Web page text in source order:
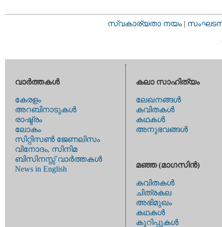
സ്വകാര്യതാ നയം |
വാര്‍ത്തകള്‍
കേരളം
അറബിനാടുകള്‍
രാഷ്ട്രം
ലോകം
സിറ്റിസണ്‍ ജേണലിസം
വിനോദം, സിനിമ
ബിസിനസ്സ് വാര്‍ത്തകള്‍
News in English
കലാ സാഹിത്യം
ലേഖനങ്ങള്‍
കവിതകള്‍
കഥകള്‍
അനുഭവങ്ങള്‍
മഞ്ഞ (മാഗസിന്‍)
കവിതകള്‍
ചിത്രകല
അഭിമുഖം
കഥകള്‍
കുറിപ്പുകള്‍